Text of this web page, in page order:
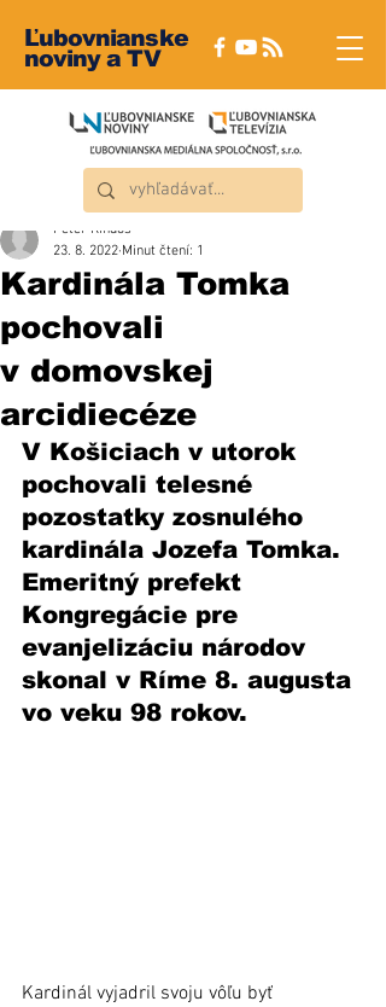
Ľubovnianske
noviny a TV
Kardinála Tomka
pochovali
v domovskej
arcidiecéze
Peter Rindoš
23. 8. 2022 Minut čtení: 1
V Košiciach v utorok
pochovali telesné
pozostatky zosnulého
kardinála Jozefa Tomka.
Emeritný prefekt
Kongregácie pre
evanjelizáciu národov
skonal v Ríme 8. augusta
vo veku 98 rokov.
Kardinál vyjadril svoju vôľu byť